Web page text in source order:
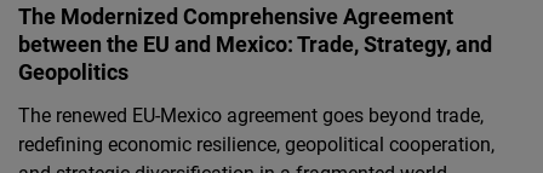
The Modernized Comprehensive Agreement
between the EU and Mexico: Trade, Strategy, and
Geopolitics
The renewed EU-Mexico agreement goes beyond trade,
redefining economic resilience, geopolitical cooperation,